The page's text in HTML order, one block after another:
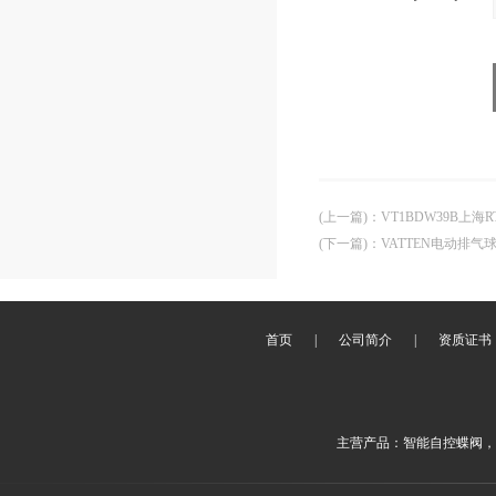
(上一篇) ： VT1BDW39B上海
(下一篇) ： VATTEN电动排气
首页 公司简介 资质证书
主营产品：智能自控蝶阀